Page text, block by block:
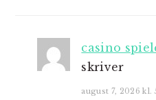
casino
skriver
august 7, 2026 kl.